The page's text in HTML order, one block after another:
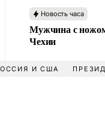
Новость часа
Мужчина с
Чехии
И США